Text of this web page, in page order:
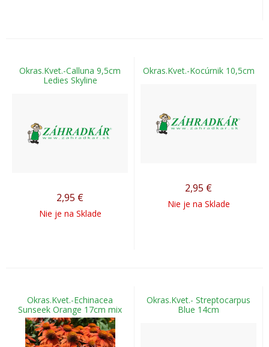
Okras.Kvet.-Calluna 9,5cm
Ledies Skyline
2,95 €
Nie je na Sklade
Okras.Kvet.-Kocúrnik 10,5cm
2,95 €
Nie je na Sklade
Okras.Kvet.-Echinacea
Sunseek Orange 17cm mix
Okras.Kvet.- Streptocarpus
Blue 14cm